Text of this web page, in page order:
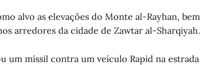
alvo as elevações do Monte al-Rayhan, bem
arredores da cidade de Zawtar al-Sharqiyah.
um míssil contra um veículo Rapid na estrada